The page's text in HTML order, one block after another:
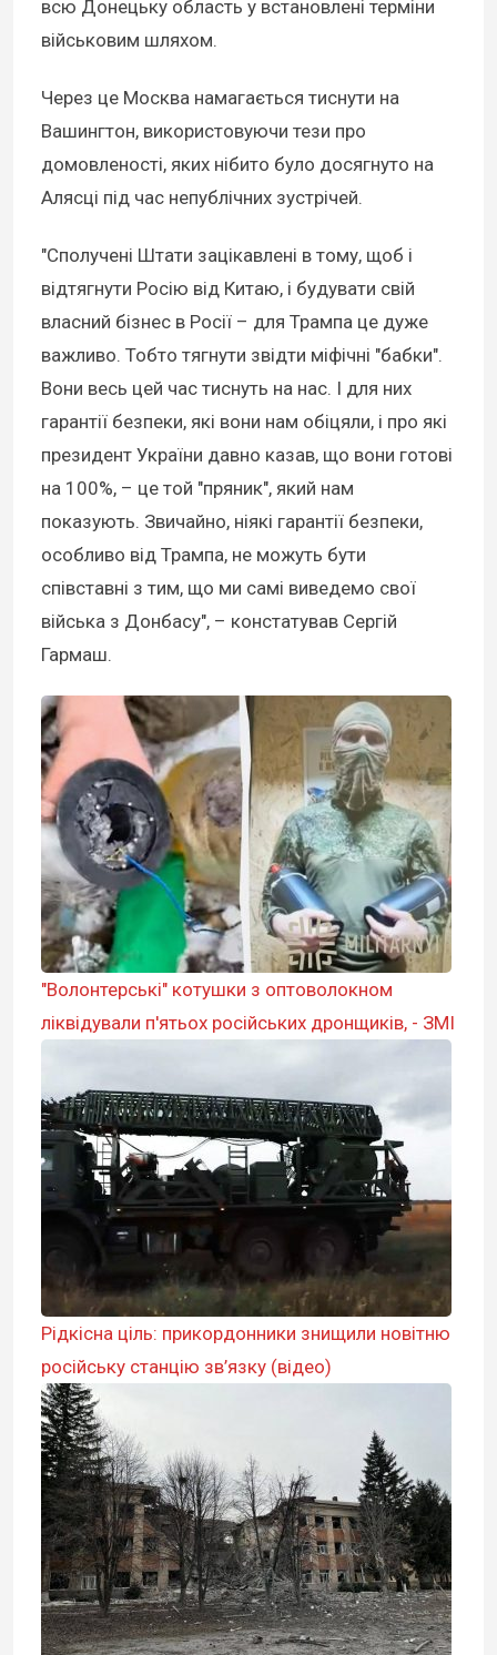
всю Донецьку область у встановлені терміни
військовим шляхом.
Через це Москва намагається тиснути на
Вашингтон, використовуючи тези про
домовленості, яких нібито було досягнуто на
Алясці під час непублічних зустрічей.
"Сполучені Штати зацікавлені в тому, щоб і
відтягнути Росію від Китаю, і будувати свій
власний бізнес в Росії – для Трампа це дуже
важливо. Тобто тягнути звідти міфічні "бабки".
Вони весь цей час тиснуть на нас. І для них
гарантії безпеки, які вони нам обіцяли, і про які
президент України давно казав, що вони готові
на 100%, – це той "пряник", який нам
показують. Звичайно, ніякі гарантії безпеки,
особливо від Трампа, не можуть бути
співставні з тим, що ми самі виведемо свої
війська з Донбасу", – констатував Сергій
Гармаш.
"Волонтерські" котушки з оптоволокном
ліквідували п'ятьох російських дронщиків, - ЗМІ
Рідкісна ціль: прикордонники знищили новітню
російську станцію зв’язку (відео)